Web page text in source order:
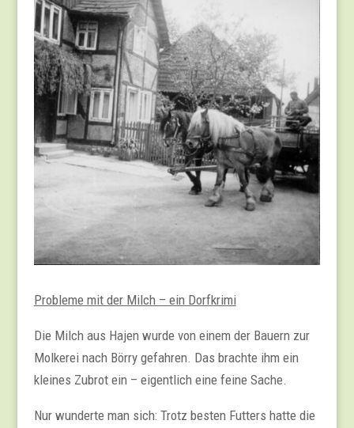
Probleme mit der Milch – ein Dorfkrimi
Die Milch aus Hajen wurde von einem der Bauern zur
Molkerei nach Börry gefahren. Das brachte ihm ein
kleines Zubrot ein – eigentlich eine feine Sache.
Nur wunderte man sich: Trotz besten Futters hatte die